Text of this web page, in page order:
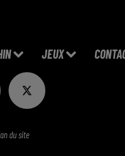
JEUX
du site